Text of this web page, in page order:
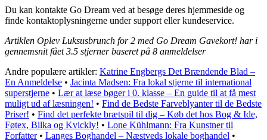
Du kan kontakte Go Dream ved at besøge deres hjemmeside og
finde kontaktoplysningerne under support eller kundeservice.
Artiklen Oplev Luksusbrunch for 2 med Go Dream Gavekort! har i
gennemsnit fået3.5 stjerner baseret på 8 anmeldelser
Andre populære artikler: Katrine Engbergs Det Brændende Blad –
En Anmeldelse • Jacinta Madsen: Fra lokal stjerne til international
superstjerne • Lær at læse bøger i 0. klasse – En guide til at få mest
muligt ud af læsningen! • Find de Bedste Farveblyanter til de Bedste
Priser! • Find det perfekte brætspil til dig – Køb det hos Bog & Ide,
Føtex, Bilka og Kvickly! • Lone Kühlmann: Fra Kunstner til
Forfatter• Langes Boghandel – Næstveds lokale boghandel •